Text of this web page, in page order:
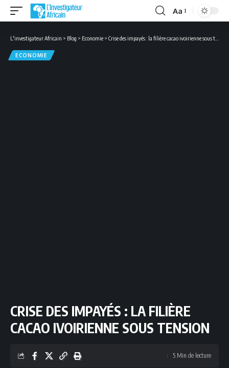
Font
Aa
L'investigateur Africain > Blog > Economie > Crise des impayés : la filière cacao ivoirienne sous tension
ECONOMIE
CRISE DES IMPAYÉS : LA FILIÈRE
CACAO IVOIRIENNE SOUS TENSION
5 Min de lecture